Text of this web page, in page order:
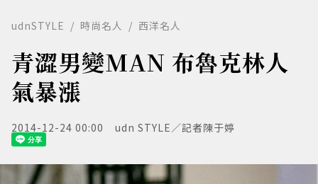
udnSTYLE 時尚名人 西洋名人
青澀男變MAN 布魯克林人
氣暴漲
2014-12-24 00:00 udn STYLE／記者陳于婷